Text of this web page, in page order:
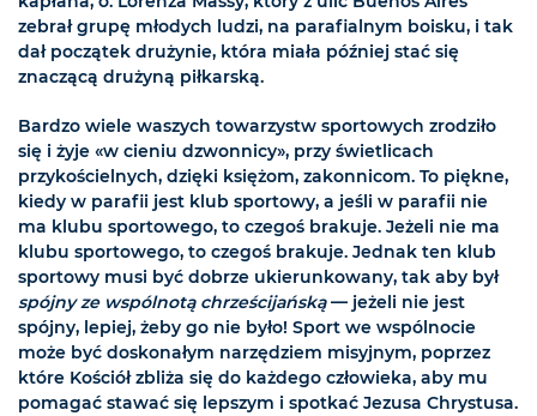
zebrał grupę młodych ludzi, na parafialnym boisku, i tak
dał początek drużynie, która miała później stać się
znaczącą drużyną piłkarską.
Bardzo wiele waszych towarzystw sportowych zrodziło
się i żyje «w cieniu dzwonnicy», przy świetlicach
przykościelnych, dzięki księżom, zakonnicom. To piękne,
kiedy w parafii jest klub sportowy, a jeśli w parafii nie
ma klubu sportowego, to czegoś brakuje. Jeżeli nie ma
klubu sportowego, to czegoś brakuje. Jednak ten klub
sportowy musi być dobrze ukierunkowany, tak aby był
spójny ze wspólnotą chrześcijańską— jeżeli nie jest
spójny, lepiej, żeby go nie było! Sport we wspólnocie
może być doskonałym narzędziem misyjnym, poprzez
które Kościół zbliża się do każdego człowieka, aby mu
pomagać stawać się lepszym i spotkać Jezusa Chrystusa.